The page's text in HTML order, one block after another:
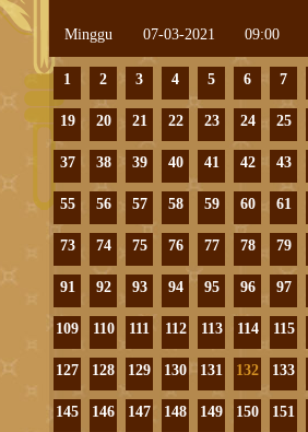
Minggu 07-03-2021 09:00
1 2 3 4 5 6 7
19 20 21 22 23 24 25
37 38 39 40 41 42 43
55 56 57 58 59 60 61
73 74 75 76 77 78 79
91 92 93 94 95 96 97
109 110 111 112 113 114 115
127 128 129 130 131 132 133
145 146 147 148 149 150 151